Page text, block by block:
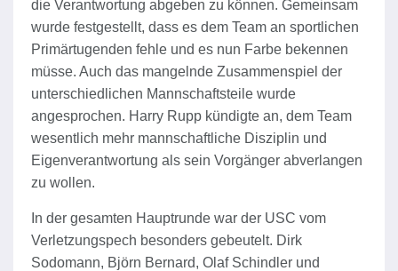
die Verantwortung abgeben zu können. Gemeinsam
wurde festgestellt, dass es dem Team an sportlichen
Primärtugenden fehle und es nun Farbe bekennen
müsse. Auch das mangelnde Zusammenspiel der
unterschiedlichen Mannschaftsteile wurde
angesprochen. Harry Rupp kündigte an, dem Team
wesentlich mehr mannschaftliche Disziplin und
Eigenverantwortung als sein Vorgänger abverlangen
zu wollen.
In der gesamten Hauptrunde war der USC vom
Verletzungspech besonders gebeutelt. Dirk
Sodomann, Björn Bernard, Olaf Schindler und